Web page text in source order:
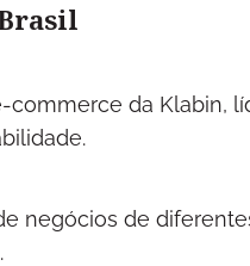
commerce da Klabin,
negócios de